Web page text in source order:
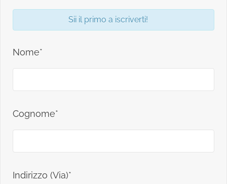
Sii il primo a iscriverti!
Nome*
Cognome*
Indirizzo (Via)*